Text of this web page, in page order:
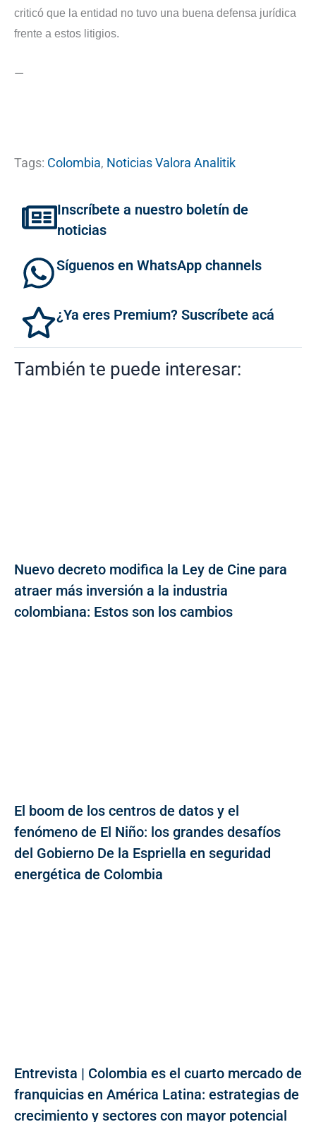
criticó que la entidad no tuvo una buena defensa jurídica
frente a estos litigios.
—
Tags: Colombia, Noticias Valora Analitik
Inscríbete a nuestro boletín de
noticias
Síguenos en WhatsApp channels
¿Ya eres Premium? Suscríbete acá
También te puede interesar:
Nuevo decreto modifica la Ley de Cine para
atraer más inversión a la industria
colombiana: Estos son los cambios
El boom de los centros de datos y el
fenómeno de El Niño: los grandes desafíos
del Gobierno De la Espriella en seguridad
energética de Colombia
Entrevista | Colombia es el cuarto mercado de
franquicias en América Latina: estrategias de
crecimiento y sectores con mayor potencial